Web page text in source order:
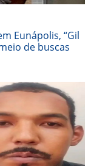
Eunápolis, “Gil
de buscas